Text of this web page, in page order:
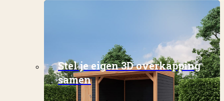
Stel je eigen 3D overkapping
samen